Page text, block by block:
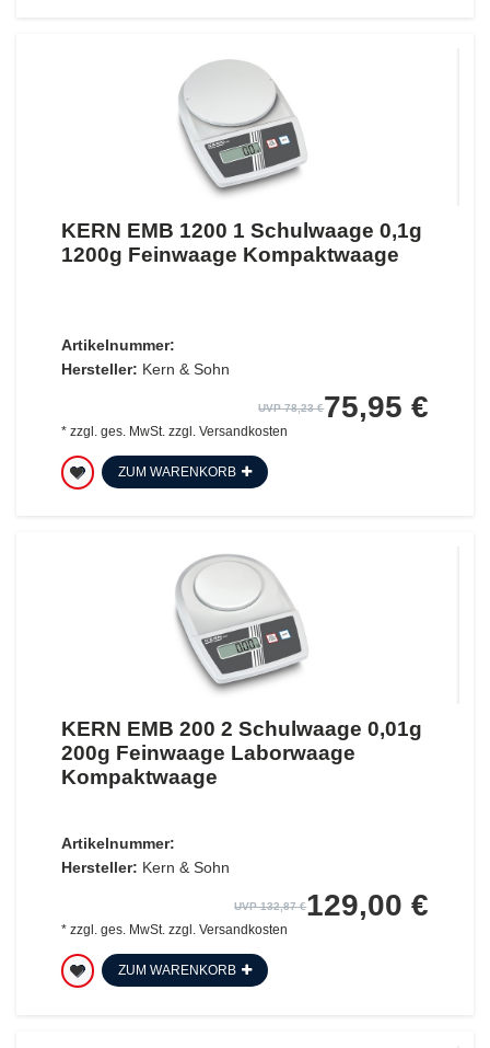
KERN EMB 1200 1 Schulwaage 0,1g
1200g Feinwaage Kompaktwaage
Artikelnummer:
Hersteller: Kern & Sohn
UVP 78,23 €75,95 €
* zzgl. ges. MwSt. zzgl. Versandkosten
ZUM WARENKORB
KERN EMB 200 2 Schulwaage 0,01g
200g Feinwaage Laborwaage
Kompaktwaage
Artikelnummer:
Hersteller: Kern & Sohn
UVP 132,87 €129,00 €
* zzgl. ges. MwSt.zzgl. Versandkosten
ZUM WARENKORB